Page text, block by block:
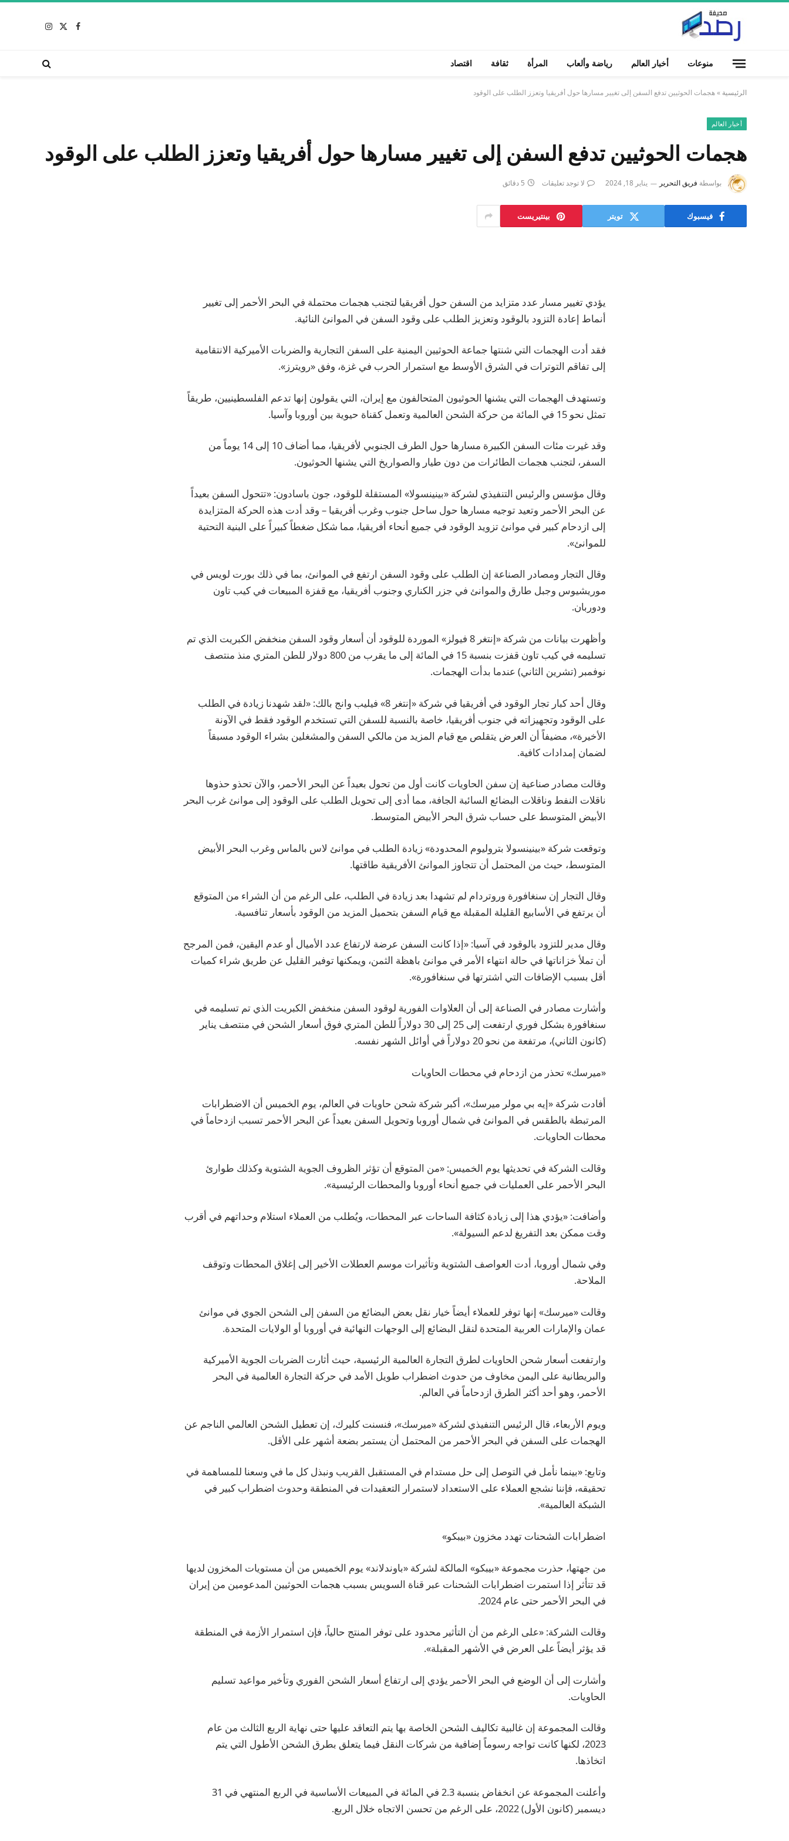
فيسبوك
X
الانستغرام
منوعات أخبار العالم رياضة وألعاب المرأة ثقافة اقتصاد
الرئيسية »هجمات الحوثيين تدفع السفن إلى تغيير مسارها حول أفريقيا وتعزز الطلب على الوقود
أخبار العالم
هجمات الحوثيين تدفع السفن إلى تغيير مسارها حول أفريقيا وتعزز الطلب على الوقود
بواسطة فريق التحرير يناير 18, 2024 لا توجد تعليقات 5 دقائق
فيسبوك تويتر بينتيريست
يؤدي تغيير مسار عدد متزايد من السفن حول أفريقيا لتجنب هجمات محتملة في البحر الأحمر إلى تغيير
أنماط إعادة التزود بالوقود وتعزيز الطلب على وقود السفن في الموانئ النائية.
فقد أدت الهجمات التي شنتها جماعة الحوثيين اليمنية على السفن التجارية والضربات الأميركية الانتقامية
إلى تفاقم التوترات في الشرق الأوسط مع استمرار الحرب في غزة، وفق «رويترز».
وتستهدف الهجمات التي يشنها الحوثيون المتحالفون مع إيران، التي يقولون إنها تدعم الفلسطينيين، طريقاً
تمثل نحو 15 في المائة من حركة الشحن العالمية وتعمل كقناة حيوية بين أوروبا وآسيا.
وقد غيرت مئات السفن الكبيرة مسارها حول الطرف الجنوبي لأفريقيا، مما أضاف 10 إلى 14 يوماً من
السفر، لتجنب هجمات الطائرات من دون طيار والصواريخ التي يشنها الحوثيون.
وقال مؤسس والرئيس التنفيذي لشركة «بينينسولا» المستقلة للوقود، جون باسادون: «تتحول السفن بعيداً
عن البحر الأحمر وتعيد توجيه مسارها حول ساحل جنوب وغرب أفريقيا – وقد أدت هذه الحركة المتزايدة
إلى ازدحام كبير في موانئ تزويد الوقود في جميع أنحاء أفريقيا، مما شكل ضغطاً كبيراً على البنية التحتية
للموانئ».
وقال التجار ومصادر الصناعة إن الطلب على وقود السفن ارتفع في الموانئ، بما في ذلك بورت لويس في
موريشيوس وجبل طارق والموانئ في جزر الكناري وجنوب أفريقيا، مع قفزة المبيعات في كيب تاون
ودوربان.
وأظهرت بيانات من شركة «إنتغر 8 فيولز» الموردة للوقود أن أسعار وقود السفن منخفض الكبريت الذي تم
تسليمه في كيب تاون قفزت بنسبة 15 في المائة إلى ما يقرب من 800 دولار للطن المتري منذ منتصف
نوفمبر (تشرين الثاني) عندما بدأت الهجمات.
وقال أحد كبار تجار الوقود في أفريقيا في شركة «إنتغر 8» فيليب وانج بالك: «لقد شهدنا زيادة في الطلب
على الوقود وتجهيزاته في جنوب أفريقيا، خاصة بالنسبة للسفن التي تستخدم الوقود فقط في الآونة
الأخيرة»، مضيفاً أن العرض يتقلص مع قيام المزيد من مالكي السفن والمشغلين بشراء الوقود مسبقاً
لضمان إمدادات كافية.
وقالت مصادر صناعية إن سفن الحاويات كانت أول من تحول بعيداً عن البحر الأحمر، والآن تحذو حذوها
ناقلات النفط وناقلات البضائع السائبة الجافة، مما أدى إلى تحويل الطلب على الوقود إلى موانئ غرب البحر
الأبيض المتوسط على حساب شرق البحر الأبيض المتوسط.
وتوقعت شركة «بينينسولا بتروليوم المحدودة» زيادة الطلب في موانئ لاس بالماس وغرب البحر الأبيض
المتوسط، حيث من المحتمل أن تتجاوز الموانئ الأفريقية طاقتها.
وقال التجار إن سنغافورة وروتردام لم تشهدا بعد زيادة في الطلب، على الرغم من أن الشراء من المتوقع
أن يرتفع في الأسابيع القليلة المقبلة مع قيام السفن بتحميل المزيد من الوقود بأسعار تنافسية.
وقال مدير للتزود بالوقود في آسيا: «إذا كانت السفن عرضة لارتفاع عدد الأميال أو عدم اليقين، فمن المرجح
أن تملأ خزاناتها في حالة انتهاء الأمر في موانئ باهظة الثمن، ويمكنها توفير القليل عن طريق شراء كميات
أقل بسبب الإضافات التي اشترتها في سنغافورة».
وأشارت مصادر في الصناعة إلى أن العلاوات الفورية لوقود السفن منخفض الكبريت الذي تم تسليمه في
سنغافورة بشكل فوري ارتفعت إلى 25 إلى 30 دولاراً للطن المتري فوق أسعار الشحن في منتصف يناير
(كانون الثاني)، مرتفعة من نحو 20 دولاراً في أوائل الشهر نفسه.
«ميرسك» تحذر من ازدحام في محطات الحاويات
أفادت شركة «إيه بي مولر ميرسك»، أكبر شركة شحن حاويات في العالم، يوم الخميس أن الاضطرابات
المرتبطة بالطقس في الموانئ في شمال أوروبا وتحويل السفن بعيداً عن البحر الأحمر تسبب ازدحاماً في
محطات الحاويات.
وقالت الشركة في تحديثها يوم الخميس: «من المتوقع أن تؤثر الظروف الجوية الشتوية وكذلك طوارئ
البحر الأحمر على العمليات في جميع أنحاء أوروبا والمحطات الرئيسية».
وأضافت: «يؤدي هذا إلى زيادة كثافة الساحات عبر المحطات، ويُطلب من العملاء استلام وحداتهم في أقرب
وقت ممكن بعد التفريغ لدعم السيولة».
وفي شمال أوروبا، أدت العواصف الشتوية وتأثيرات موسم العطلات الأخير إلى إغلاق المحطات وتوقف
الملاحة.
وقالت «ميرسك» إنها توفر للعملاء أيضاً خيار نقل بعض البضائع من السفن إلى الشحن الجوي في موانئ
عمان والإمارات العربية المتحدة لنقل البضائع إلى الوجهات النهائية في أوروبا أو الولايات المتحدة.
وارتفعت أسعار شحن الحاويات لطرق التجارة العالمية الرئيسية، حيث أثارت الضربات الجوية الأميركية
والبريطانية على اليمن مخاوف من حدوث اضطراب طويل الأمد في حركة التجارة العالمية في البحر
الأحمر، وهو أحد أكثر الطرق ازدحاماً في العالم.
ويوم الأربعاء، قال الرئيس التنفيذي لشركة «ميرسك»، فنسنت كليرك، إن تعطيل الشحن العالمي الناجم عن
الهجمات على السفن في البحر الأحمر من المحتمل أن يستمر بضعة أشهر على الأقل.
وتابع: «بينما نأمل في التوصل إلى حل مستدام في المستقبل القريب ونبذل كل ما في وسعنا للمساهمة في
تحقيقه، فإننا نشجع العملاء على الاستعداد لاستمرار التعقيدات في المنطقة وحدوث اضطراب كبير في
الشبكة العالمية».
اضطرابات الشحنات تهدد مخزون «بيبكو»
من جهتها، حذرت مجموعة «بيبكو» المالكة لشركة «باوندلاند» يوم الخميس من أن مستويات المخزون لديها
قد تتأثر إذا استمرت اضطرابات الشحنات عبر قناة السويس بسبب هجمات الحوثيين المدعومين من إيران
في البحر الأحمر حتى عام 2024.
وقالت الشركة: «على الرغم من أن التأثير محدود على توفر المنتج حالياً، فإن استمرار الأزمة في المنطقة
قد يؤثر أيضاً على العرض في الأشهر المقبلة».
وأشارت إلى أن الوضع في البحر الأحمر يؤدي إلى ارتفاع أسعار الشحن الفوري وتأخير مواعيد تسليم
الحاويات.
وقالت المجموعة إن غالبية تكاليف الشحن الخاصة بها يتم التعاقد عليها حتى نهاية الربع الثالث من عام
2023، لكنها كانت تواجه رسوماً إضافية من شركات النقل فيما يتعلق بطرق الشحن الأطول التي يتم
اتخاذها.
وأعلنت المجموعة عن انخفاض بنسبة 2.3 في المائة في المبيعات الأساسية في الربع المنتهي في 31
ديسمبر (كانون الأول) 2022، على الرغم من تحسن الاتجاه خلال الربع.